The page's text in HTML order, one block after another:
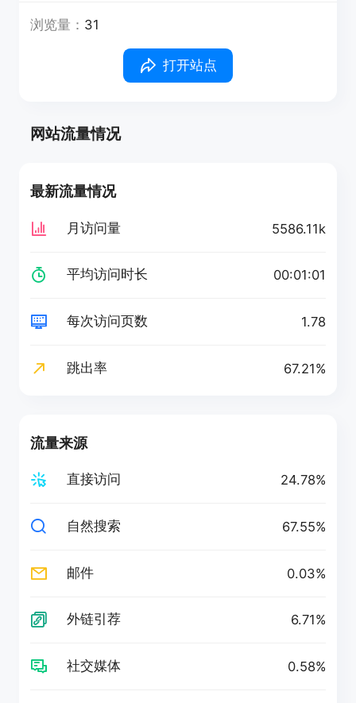
浏览量： 31
打开站点
网站流量情况
最新流量情况
月访问量 5586.11k
平均访问时长 00:01:01
每次访问页数 1.78
跳出率 67.21%
流量来源
直接访问 24.78%
自然搜索 67.55%
邮件 0.03%
外链引荐 6.71%
社交媒体 0.58%